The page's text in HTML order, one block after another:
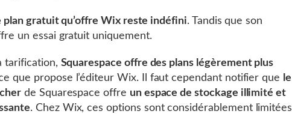
plan gratuit qu’offre Wix reste indéfini. Tandis que son
un essai gratuit uniquement.
tarification, Squarespace offre des plans légèrement plus
que propose l’éditeur Wix. Il faut cependant notifier que le
de Squarespace offre un espace de stockage illimité et
. Chez Wix, ces options sont considérablement limitées